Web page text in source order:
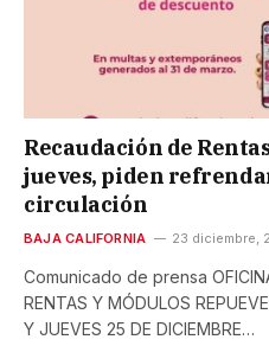
Recaudación de
jueves, piden
circulación
BAJA CALIFORNIA 23 diciembre,
Comunicado de prensa
RENTAS Y MÓDULOS
Y JUEVES 25 DE DICIEMBRE…